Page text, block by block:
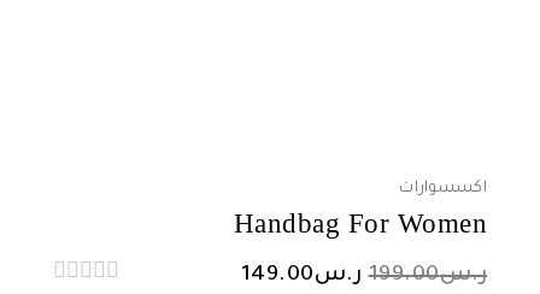
اكسسوارات
Handbag For Women
ر.س199.00 السعر
ر.س149.00